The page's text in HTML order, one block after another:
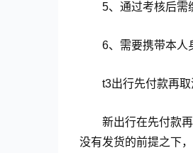
5、通过考核后需
6、需要携带本人
t3出行先付款再
新出行在先付款
没有发货的前提之下